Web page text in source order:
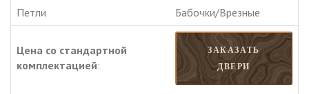
Петли
Бабочки/Врезные
Цена со стандартной
комплектацией:
ЗАКАЗАТЬ
ДВЕРИ